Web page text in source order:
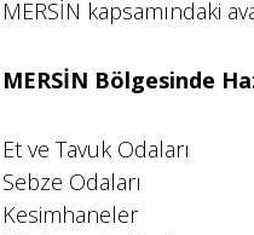
MERSİN kapsamındaki
MERSİN Bölgesinde
Et ve Tavuk Odaları
Sebze Odaları
Kesimhaneler